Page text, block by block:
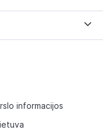
informacijos